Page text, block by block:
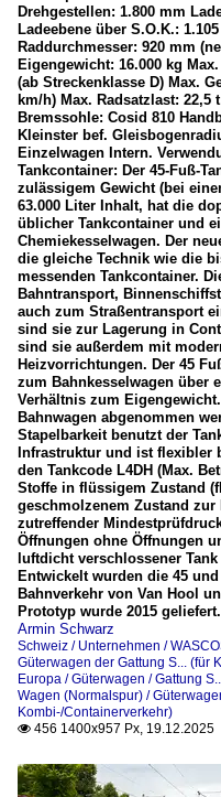
Drehgestellen: 1.800 mm
Ladeebene über S.O.K.:
Raddurchmesser: 920 mm
Eigengewicht: 16.000 kg
(ab Streckenklasse D) Max.
km/h) Max. Radsatzlast:
Bremssohle: Cosid 810
Kleinster bef.
Einzelwagen Intern.
Tankcontainer: Der 45-Fuß-
zulässigem Gewicht (bei
63.000 Liter Inhalt, hat die
üblicher Tankcontainer und
Chemiekesselwagen. Der
die gleiche Technik wie die
messenden Tankcontainer.
Bahntransport,
auch zum Straßentransport
sind sie zur Lagerung in
sind sie außerdem mit
Heizvorrichtungen. Der 45
zum Bahnkesselwagen über
Verhältnis zum
Bahnwagen abgenommen
Stapelbarkeit benutzt der
Infrastruktur und ist flexibler
den Tankcode L4DH (Max.
Stoffe in flüssigem Zustand
geschmolzenem Zustand zur
zutreffender
Öffnungen ohne Öffnungen
luftdicht verschlossener
Entwickelt wurden die 45
Bahnverkehr von Van Hool
Prototyp wurde 2015 geliefert.
Armin Schwarz
Schweiz / Unternehmen /
Güterwagen der Gattung S... (für
Europa / Güterwagen / Gattung
Wagen (Normalspur) /
Kombi-/Containerverkehr)
 456 1400x957 Px, 19.12.2025